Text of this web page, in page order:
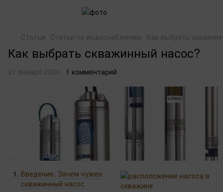
Статьи Статьи по водоснабжению Как выбрать
Как выбрать скважинный насос?
21 января 2020 1 комментарий
Введение. Зачем нужен
скважинный насос